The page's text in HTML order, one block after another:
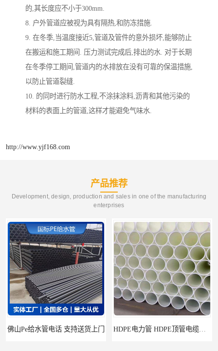
的,其长度应不小于300mm.
8. 户外管道应被视为具有隔热,和防冻措施.
9. 在冬季,当温度接近5,管道及管件的意外损坏,能够防止
在搬运和施工期间. 压力测试完成后,排出的水. 对于长期
在冬季停工期间,管道内的水排放在没有可靠的保温措施,
以防止管道裂缝.
10. 的同时进行防水工程,不涂抹涂料,沥青和其他污染的
材料的表面上的管道,这样才能避免气味水.
http://www.yjf168.com
产品推荐
Development, design, production and sales in one of the manufacturing
enterprises
HDPE电力管 HDPE顶管电缆管保护套管 HDPE钢丝骨架管 HDPE给水管自来水管饮用水管